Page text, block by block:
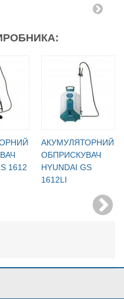
1612
АКУМУЛЯТОРНИЙ
ОБПРИСКУВАЧ
HYUNDAI GS
1612LI